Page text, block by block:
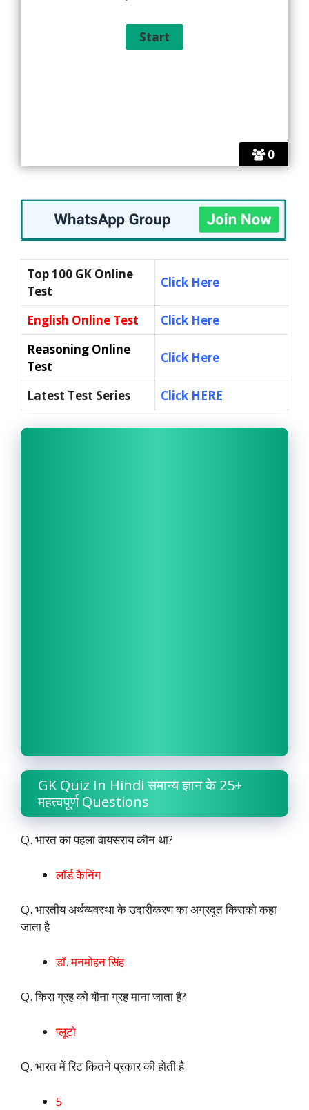
0
Top 100 GK Online
Test
Click Here
English Online Test
Click Here
Reasoning Online
Test
Click Here
Latest Test Series Click HERE
GK Quiz In Hindi समान्य ज्ञान के 25+
महत्वपूर्ण Questions
Q. भारत का पहला वायसराय कौन था?
लॉर्ड कैनिंग
Q. भारतीय अर्थव्यवस्था के उदारीकरण का अग्रदूत किसको कहा
जाता है
डाॅ. मनमोहन सिंह
Q. किस ग्रह को बौना ग्रह माना जाता है?
प्लूटो
Q. भारत में रिट कितने प्रकार की होती है
5